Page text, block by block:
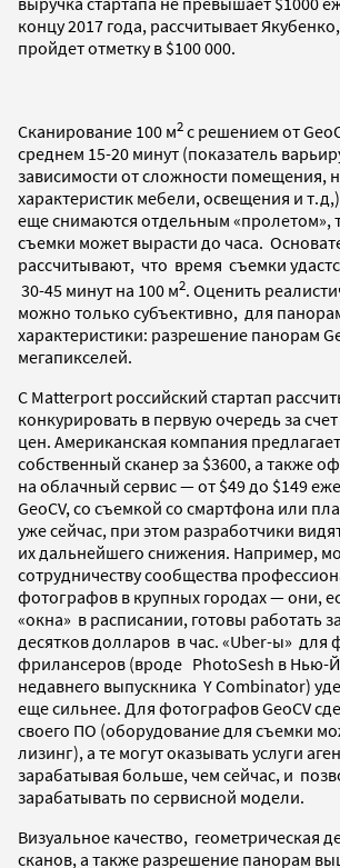
концу 2017 года, рассчитывает
пройдет отметку в $100 000.
Сканирование 100 м2с решением от
среднем 15-20 минут (показатель
зависимости от сложности помещения,
характеристик мебели, освещения и
еще снимаются отдельным «пролетом»,
съемки может вырасти до часа.
рассчитывают, что время съемки
30-45 минут на 100 м2. Оценить
можно только субъективно, для
характеристики: разрешение панорам
мегапикселей.
С Matterport российский стартап
конкурировать в первую очередь за
цен. Американская компания
собственный сканер за $3600, а также
на облачный сервис — от $49 до $149
GeoCV, со съемкой со смартфона или
уже сейчас, при этом разработчики
их дальнейшего снижения. Например,
сотрудничеству сообщества
фотографов в крупных городах — они,
«окна» в расписании, готовы работать
десятков долларов в час. «Uber-ы» для
фрилансеров (вроде PhotoSesh в Нью-
недавнего выпускника Y Combinator)
еще сильнее. Для фотографов GeoCV
своего ПО (оборудование для съемки
лизинг), а те могут оказывать услуги
зарабатывая больше, чем сейчас, и
зарабатывать по сервисной модели.
Визуальное качество, геометрическая
сканов, а также разрешение панорам